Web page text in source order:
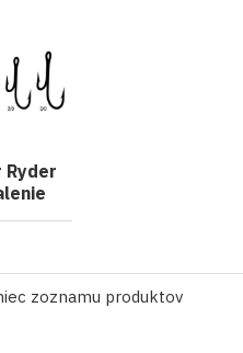
Ryder
zoznamu produktov